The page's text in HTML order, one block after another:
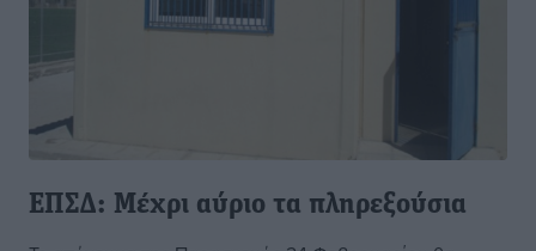
ΕΠΣΔ: Μέχρι αύριο τα πληρεξούσια